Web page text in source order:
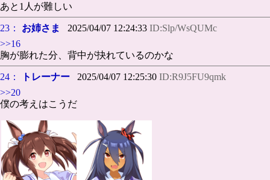
あと1人が難しい
23： お姉さま 2025/04/07 12:24:33 ID:Slp/WsQUMc
>>16
胸が膨れた分、背中が抉れているのかな
24： トレーナー 2025/04/07 12:25:30 ID:R9J5FU9qmk
>>20
僕の考えはこうだ